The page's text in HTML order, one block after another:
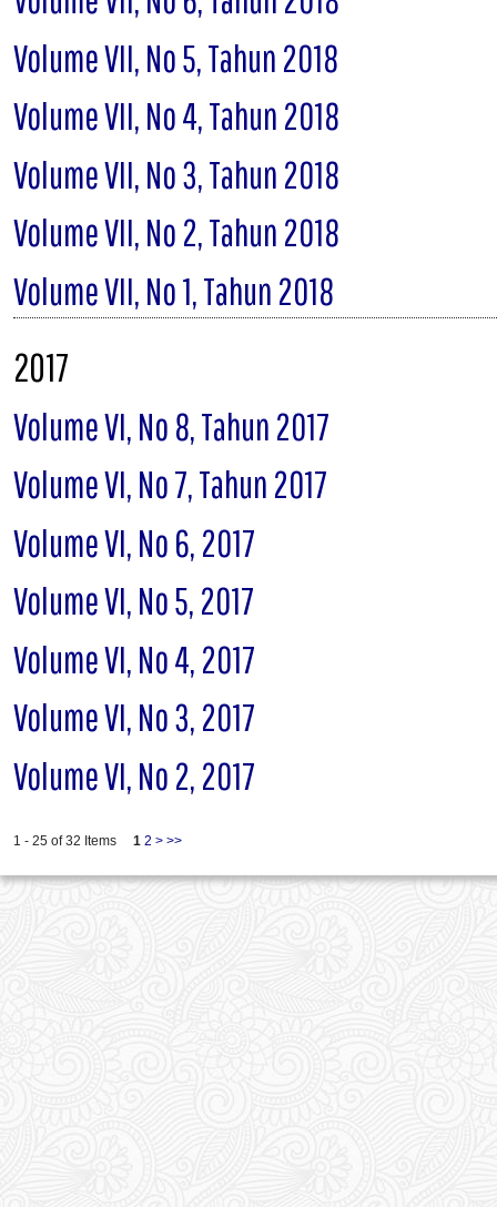
Volume VII, No 5, Tahun 2018
Volume VII, No 4, Tahun 2018
Volume VII, No 3, Tahun 2018
Volume VII, No 2, Tahun 2018
Volume VII, No 1, Tahun 2018
2017
Volume VI, No 8, Tahun 2017
Volume VI, No 7, Tahun 2017
Volume VI, No 6, 2017
Volume VI, No 5, 2017
Volume VI, No 4, 2017
Volume VI, No 3, 2017
Volume VI, No 2, 2017
1 - 25 of 32 Items 1 2 > >>